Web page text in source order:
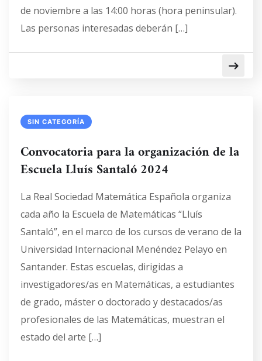
de noviembre a las 14:00 horas (hora peninsular).
Las personas interesadas deberán […]
SIN CATEGORÍA
Convocatoria para la organización de la
Escuela Lluís Santaló 2024
La Real Sociedad Matemática Española organiza
cada año la Escuela de Matemáticas “Lluís
Santaló”, en el marco de los cursos de verano de la
Universidad Internacional Menéndez Pelayo en
Santander. Estas escuelas, dirigidas a
investigadores/as en Matemáticas, a estudiantes
de grado, máster o doctorado y destacados/as
profesionales de las Matemáticas, muestran el
estado del arte […]